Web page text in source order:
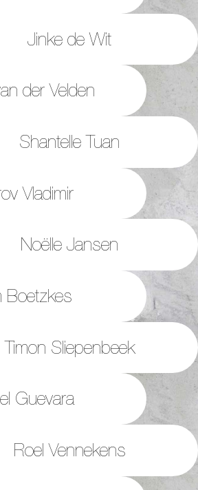
Jinke de Wit
der Velden
Shantelle Tuan
Vladimir
Noëlle Jansen
Boetzkes
Timon Sliepenbeek
Guevara
Roel Vennekens